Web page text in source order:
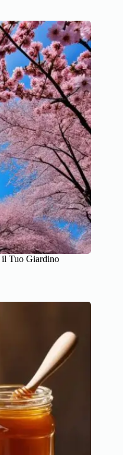
il Tuo Giardino